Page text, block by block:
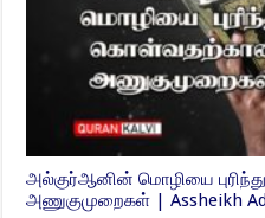
அல்குர்ஆனின் மொழியை
அணுகுமுறைகள் | Assheikh